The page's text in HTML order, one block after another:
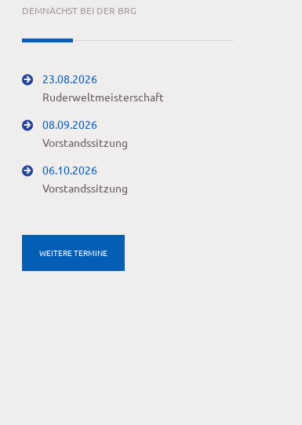
DEMNÄCHST BEI DER BRG
23.08.2026
Ruderweltmeisterschaft
08.09.2026
Vorstandssitzung
06.10.2026
Vorstandssitzung
WEITERE TERMINE